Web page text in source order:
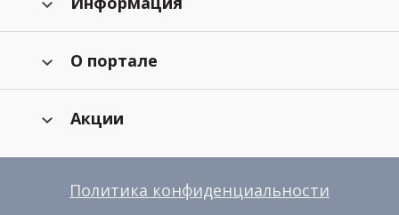
О портале
Акции
Политика конфиденциальности